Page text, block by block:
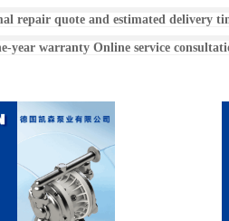
repair quote and estimated delivery
year warranty Online service